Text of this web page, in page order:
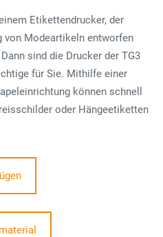
Etikettendrucker, der
von Modeartikeln entworfen
sind die Drucker der TG3
für Sie. Mithilfe einer
können schnell
oder Hängeetiketten